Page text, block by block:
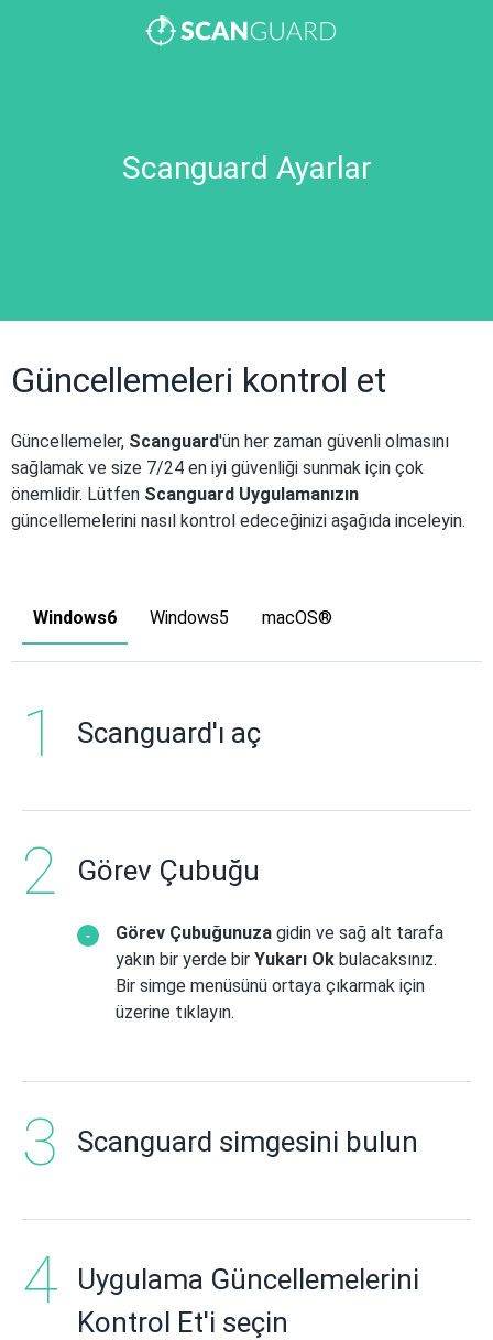
Scanguard Ayarlar
Güncellemeleri kontrol et
Güncellemeler, Scanguard'ün her zaman güvenli olmasını
sağlamak ve size 7/24 en iyi güvenliği sunmak için çok
önemlidir. Lütfen Scanguard Uygulamanızın
güncellemelerini nasıl kontrol edeceğinizi aşağıda inceleyin.
Windows6 Windows5 macOS®
Scanguard'ı aç
Görev Çubuğu
Görev Çubuğunuza gidin ve sağ alt tarafa
yakın bir yerde bir Yukarı Ok bulacaksınız.
Bir simge menüsünü ortaya çıkarmak için
üzerine tıklayın.
Scanguard simgesini bulun
Uygulama Güncellemelerini
Kontrol Et'i seçin